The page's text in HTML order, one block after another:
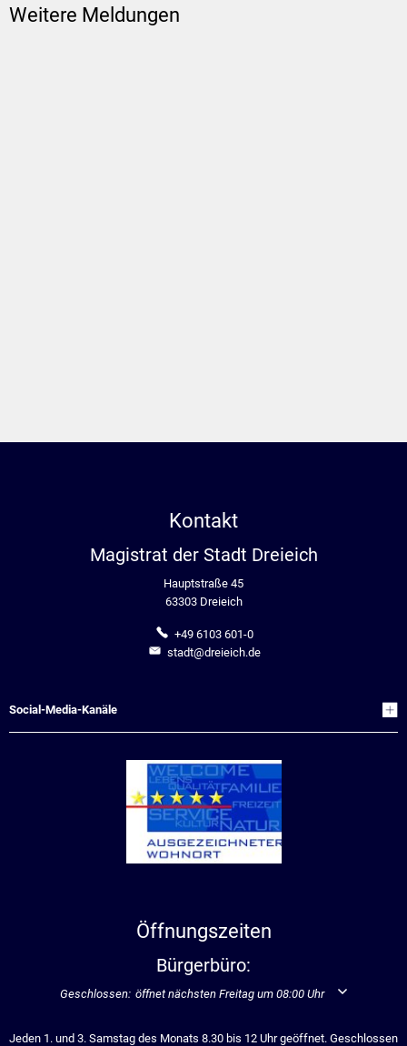
Weitere Meldungen
Kontakt
Magistrat der Stadt Dreieich
Hauptstraße 45
63303 Dreieich
+49 6103 601-0
stadt@dreieich.de
Social-Media-Kanäle
Öffnungszeiten
Bürgerbüro:
Klicken, um weitere Öffnungs- oder Schließzeiten auszublenden
Geschlossen: öffnet nächsten Freitag um 08:00 Uhr
Jeden 1. und 3. Samstag des Monats 8.30 bis 12 Uhr geöffnet. Geschlossen